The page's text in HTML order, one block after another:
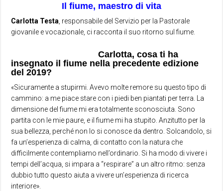
Il fiume, maestro di vita
Carlotta Testa , responsabile del Servizio per la Pastorale
giovanile e vocazionale, ci racconta il suo ritorno sul fiume.
Carlotta, cosa ti ha
insegnato il fiume nella precedente edizione
del 2019?
«Sicuramente a stupirmi. Avevo molte remore su questo tipo di
cammino: a me piace stare con i piedi ben piantati per terra. La
dimensione del fiume mi era totalmente sconosciuta. Sono
partita con le mie paure, e il fiume mi ha stupito. Anzitutto per la
sua bellezza, perché non lo si conosce da dentro. Solcandolo, si
fa un’esperienza di calma, di contatto con la natura che
difficilmente contempliamo nell’ordinario. Si ha modo di vivere i
tempi dell’acqua, si impara a “respirare” a un altro ritmo: senza
dubbio tutto questo aiuta a vivere un’esperienza di ricerca
interiore».